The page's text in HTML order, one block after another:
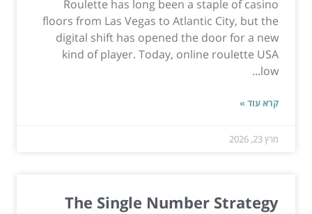
Roulette has long been a staple of casino
floors from Las Vegas to Atlantic City, but the
digital shift has opened the door for a new
kind of player. Today, online roulette USA
low...
קרא עוד »
מרץ 23, 2026
The Single Number Strategy